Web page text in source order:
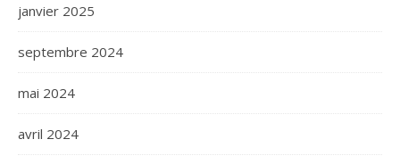
janvier 2025
septembre 2024
mai 2024
avril 2024